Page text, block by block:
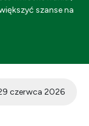
szanse na
czerwca 2026